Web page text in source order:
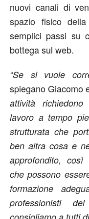
nuovi canali di
spazio fisico
semplici passi su
bottega sul web.
“Se si vuole
spiegano Giacomo
attività
lavoro a tempo
strutturata che
ben altra cosa e
approfondito, così
che possono
formazione
professionisti